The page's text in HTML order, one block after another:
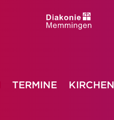
TERMINE KIRCHEN